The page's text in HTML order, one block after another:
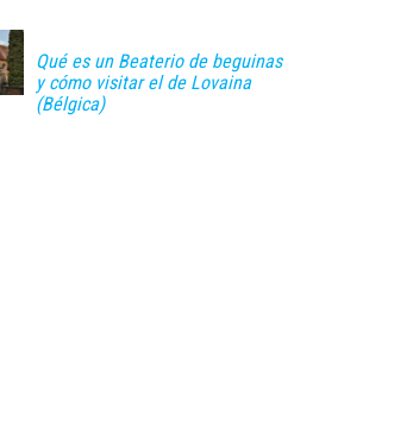
Qué es un Beaterio de beguinas
y cómo visitar el de Lovaina
(Bélgica)